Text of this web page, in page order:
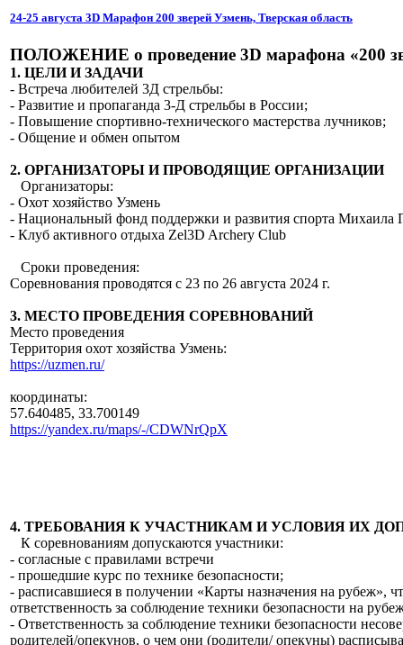
24-25 августа 3D Марафон 200 зверей Узмень, Тверская область
ПОЛОЖЕНИЕ о проведение 3D марафона «200
1. ЦЕЛИ И ЗАДАЧИ
- Встреча любителей 3Д стрельбы:
- Развитие и пропаганда 3-Д стрельбы в России;
- Повышение спортивно-технического мастерства лучников;
- Общение и обмен опытом
2. ОРГАНИЗАТОРЫ И ПРОВОДЯЩИЕ ОРГАНИЗАЦИИ
Организаторы:
- Охот хозяйство Узмень
- Национальный фонд поддержки и развития спорта Михаила
- Клуб активного отдыха Zel3D Archery Club
Сроки проведения:
Соревнования проводятся c 23 по 26 августа 2024 г.
3. МЕСТО ПРОВЕДЕНИЯ СОРЕВНОВАНИЙ
Место проведения
Территория охот хозяйства Узмень:
https://uzmen.ru/
координаты:
57.640485, 33.700149
https://yandex.ru/maps/-/CDWNrQpX
4. ТРЕБОВАНИЯ К УЧАСТНИКАМ И УСЛОВИЯ ИХ
К соревнованиям допускаются участники:
- согласные с правилами встречи
- прошедшие курс по технике безопасности;
- расписавшиеся в получении «Карты назначения на рубеж»,
ответственность за соблюдение техники безопасности на
- Ответственность за соблюдение техники безопасности
родителей/опекунов, о чем они (родители/ опекуны)